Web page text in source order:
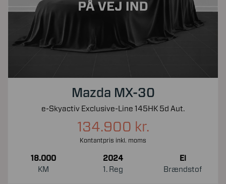
Mazda MX-30
e-Skyactiv Exclusive-Line 145HK 5d Aut.
134.900 kr.
Kontantpris inkl. moms
18.000
KM
2024
1. Reg
El
Brændstof